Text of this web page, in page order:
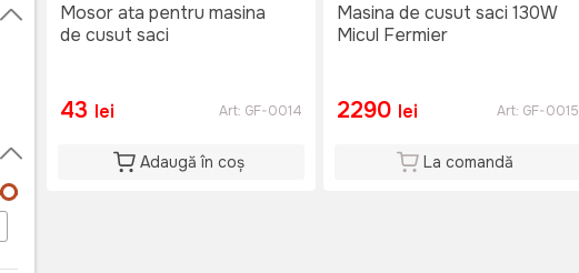
Mosor ata pentru masina
de cusut saci
43 lei Art: GF-0014
Adaugă în coș
Masina de cusut saci 130W
Micul Fermier
2290 lei Art: GF-0015
La comandă